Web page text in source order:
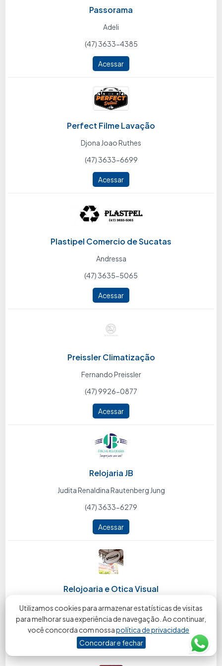
Utilizamos cookies para armazenar estatísticas de visitas
para melhorar sua experiência de navegação. Ao continuar,
você concorda com nossapolítica de privacidade
Concordar e fechar
Passorama
Adeli
(47) 3633-4385
Acessar
Perfect Filme Lavação
Djona Joao Ruthes
(47) 3633-6699
Acessar
Plastipel Comercio de Sucatas
Andressa
(47) 3635-5065
Acessar
Preissler Climatização
Fernando Preissler
(47) 9926-0877
Acessar
Relojaria JB
Judita Renaldina Rautenberg Jung
(47) 3633-6279
Acessar
Relojoaria e Otica Visual
Fredi Baukat
(47) 3633-5703
Acessar